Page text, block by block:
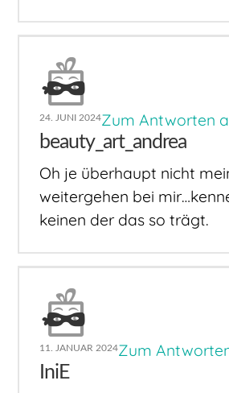
24. JUNI 2024Zum Antworten
beauty_art_andrea
Oh je überhaupt nicht
weitergehen bei
keinen der das so trägt.
11. JANUAR 2024Zum
IniE